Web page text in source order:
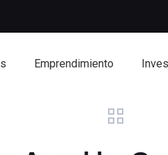
Emprendimiento